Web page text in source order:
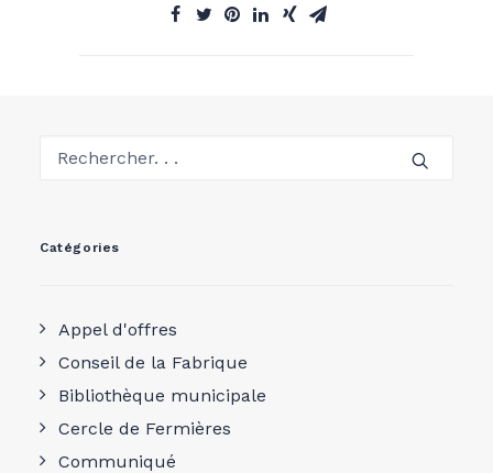
Catégories
Appel d'offres
Conseil de la Fabrique
Bibliothèque municipale
Cercle de Fermières
Communiqué